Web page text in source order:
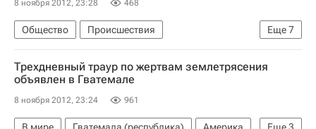
8 ноября 2012, 23:28 468
Еще7
Общество
Происшествия
Республика Ингушетия
Северо-Кавказский ФО
Весь мир
Европа
Юнус-Бек Евкуров
Национальный антитеррористический комитет РФ
Трехдневный траур по жертвам землетрясения
объявлен в Гватемале
8 ноября 2012, 23:24 961